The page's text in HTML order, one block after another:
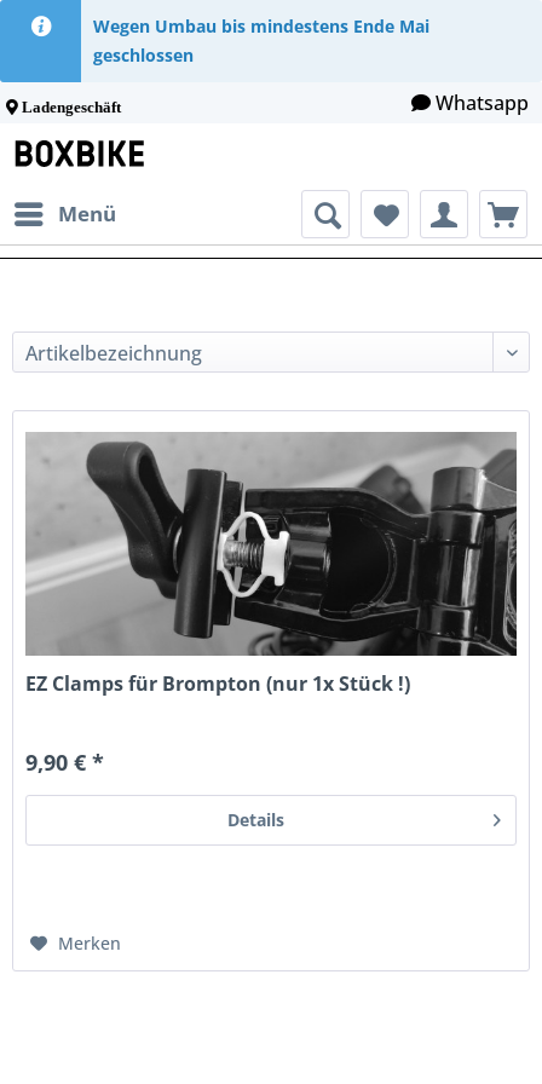
Wegen Umbau bis mindestens Ende Mai
geschlossen
Ladengeschäft Whatsapp
Menü
EZ Clamps für Brompton (nur 1x Stück !)
9,90 € *
Details
Merken